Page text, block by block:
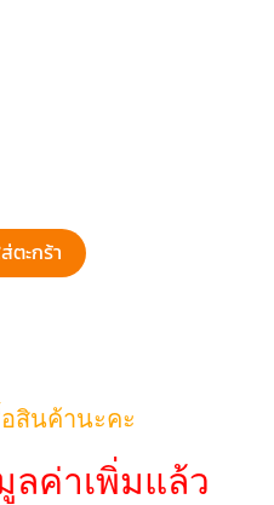
ตะกร้า
สินค้านะคะ
ค่าเพิ่มแล้ว